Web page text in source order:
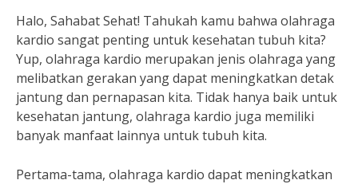
Halo, Sahabat Sehat! Tahukah kamu bahwa olahraga
kardio sangat penting untuk kesehatan tubuh kita?
Yup, olahraga kardio merupakan jenis olahraga yang
melibatkan gerakan yang dapat meningkatkan detak
jantung dan pernapasan kita. Tidak hanya baik untuk
kesehatan jantung, olahraga kardio juga memiliki
banyak manfaat lainnya untuk tubuh kita.
Pertama-tama, olahraga kardio dapat meningkatkan